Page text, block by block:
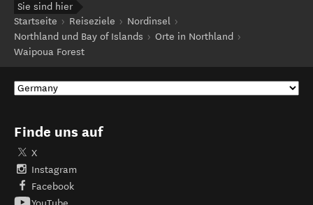
Sie sind hier
Startseite
Reiseziele
Nordinsel
Northland und Bay of Islands
Orte in Northland
Waipoua Forest
Finde uns auf
X
Instagram
Facebook